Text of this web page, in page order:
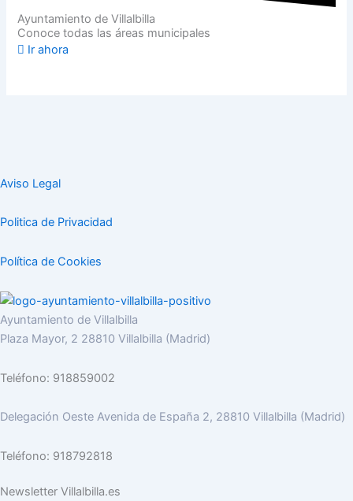
Ayuntamiento de Villalbilla
Conoce todas las áreas municipales
Ir ahora
Aviso Legal
Politica de Privacidad
Política de Cookies
Ayuntamiento de Villalbilla
Plaza Mayor, 2 28810 Villalbilla (Madrid)
Teléfono: 918859002
Delegación Oeste Avenida de España 2, 28810 Villalbilla (Madrid)
Teléfono: 918792818
Newsletter Villalbilla.es